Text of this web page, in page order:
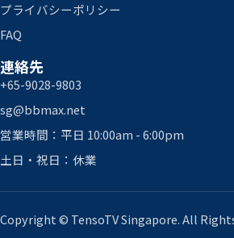
プライバシーポリシー
FAQ
連絡先
+65-9028-9803
sg@bbmax.net
営業時間：平日 10:00am - 6:00pm
土日・祝日：休業
Copyright © TensoTV Singapore. All